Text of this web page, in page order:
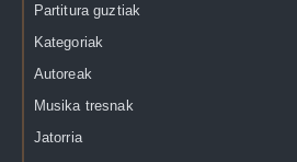
Partitura guztiak
Kategoriak
Autoreak
Musika tresnak
Jatorria